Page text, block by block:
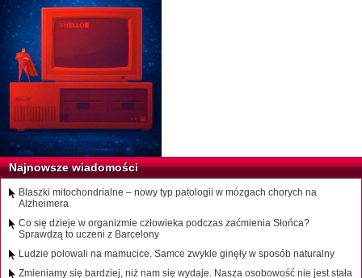
Najnowsze wiadomości
Blaszki mitochondrialne – nowy typ patologii w mózgach chorych na
Alzheimera
Co się dzieje w organizmie człowieka podczas zaćmienia Słońca?
Sprawdzą to uczeni z Barcelony
Ludzie polowali na mamucice. Samce zwykle ginęły w sposób naturalny
Zmieniamy się bardziej, niż nam się wydaje. Nasza osobowość nie jest stała